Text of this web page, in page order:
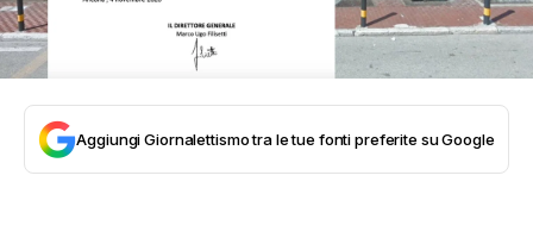
Aggiungi Giornalettismo tra le tue fonti preferite su Google